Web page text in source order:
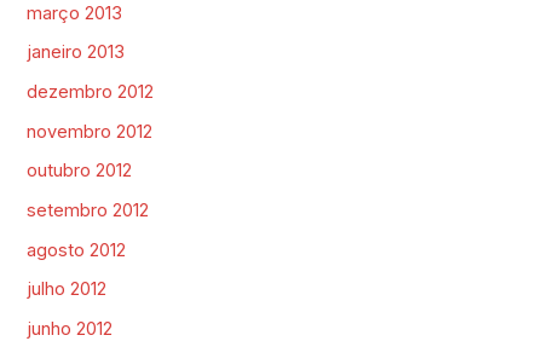
março 2013
janeiro 2013
dezembro 2012
novembro 2012
outubro 2012
setembro 2012
agosto 2012
julho 2012
junho 2012